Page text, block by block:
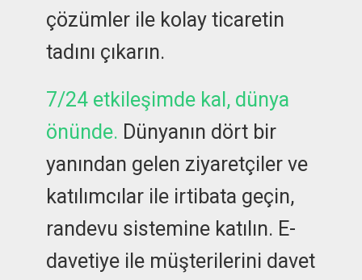
çözümler ile kolay ticaretin
tadını çıkarın.
7/24 etkileşimde kal, dünya
önünde. Dünyanın dört bir
yanından gelen ziyaretçiler ve
katılımcılar ile irtibata geçin,
randevu sistemine katılın. E-
davetiye ile müşterilerini davet